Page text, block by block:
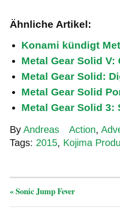
Ähnliche Artikel:
Konami kündigt
Metal Gear Solid V:
Metal Gear Solid:
Metal Gear Solid
Metal Gear Solid 3:
By Andreas Action,
Tags: 2015, Kojima
«Sonic Jump Fever